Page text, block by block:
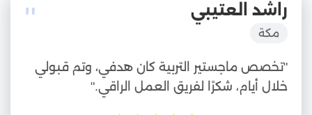
" راشد العتيبي
مكة
"تخصص ماجستير التربية كان هدفي، وتم قبولي
خلال أيام، شكرًا لفريق العمل الراقي."